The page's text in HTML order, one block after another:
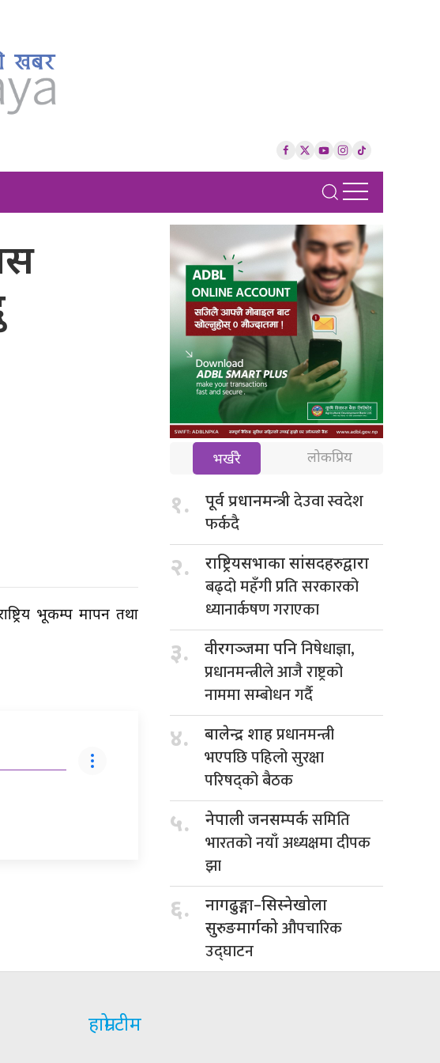
भूकम्प मापन तथा
भर्खरै लोकप्रिय
१. पूर्व प्रधानमन्त्रीदेउवा स्वदेश
फर्कदै
२. राष्ट्रियसभाका सांसदहरुद्वारा
बढ्दो महँगी प्रति सरकारको
ध्यानार्कषण गराएका
३. वीरगञ्जमा पनिनिषेधाज्ञा,
प्रधानमन्त्रीले आजै राष्ट्रको
नाममा सम्बोधन गर्दै
४. बालेन्द्र शाहप्रधानमन्त्री
भएपछि पहिलो सुरक्षा
परिषद्को बैठक
५. नेपाली जनसम्पर्कसमिति
भारतको नयाँ अध्यक्षमा दीपक
झा
६.
नागढुङ्गा–सिस्नेखोला
सुरुङमार्गकोऔपचारिक
उद्घाटन
हाम्रो टीम